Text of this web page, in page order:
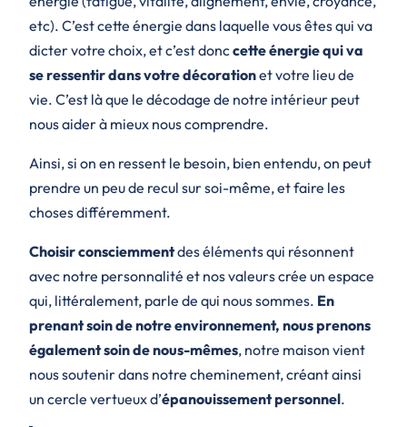
etc). C’est cette énergie dans laquelle vous êtes qui va
dicter votre choix, et c’est donccette énergie qui va
se ressentir dans votre décorationet votre lieu de
vie. C’est là que le décodage de notre intérieur peut
nous aider à mieux nous comprendre.
Ainsi, si on en ressent le besoin, bien entendu, on peut
prendre un peu de recul sur soi-même, et faire les
choses différemment.
Choisir consciemmentdes éléments qui résonnent
avec notre personnalité et nos valeurs crée un espace
qui, littéralement, parle de qui nous sommes. En
prenant soin de notre environnement, nous prenons
également soin de nous-mêmes, notre maison vient
nous soutenir dans notre cheminement, créant ainsi
un cercle vertueux d’épanouissement personnel.